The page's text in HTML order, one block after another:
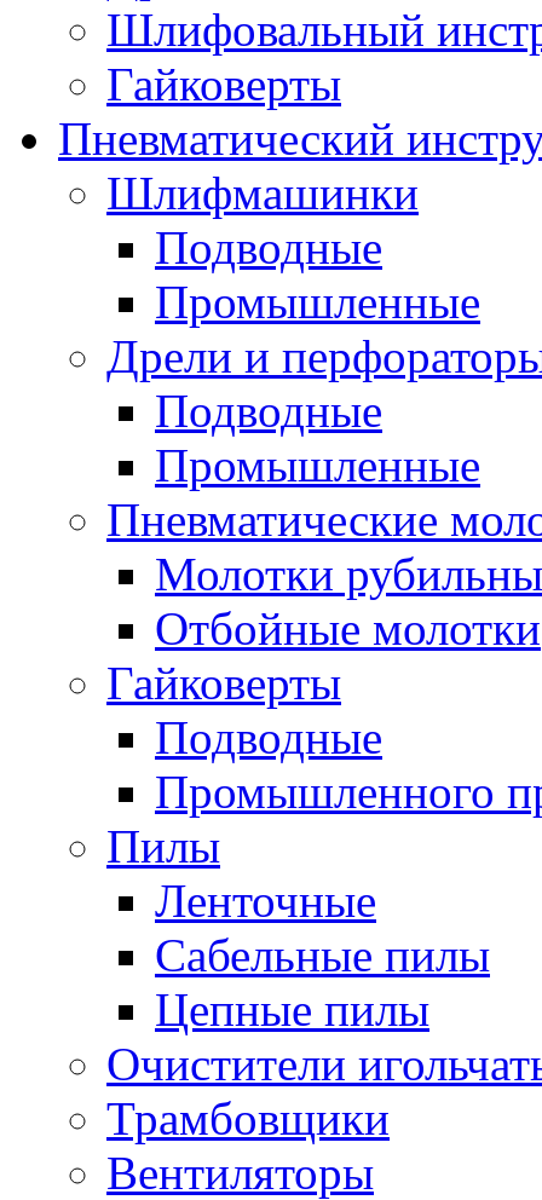
Шлифовальный
Гайковерты
Пневматический
Шлифмашинки
Подводные
Промышленные
Дрели и
Подводные
Промышленные
Пневматические
Молотки
Отбойные молотки
Гайковерты
Подводные
Промышленного
Пилы
Ленточные
Сабельные пилы
Цепные пилы
Очистители
Трамбовщики
Вентиляторы